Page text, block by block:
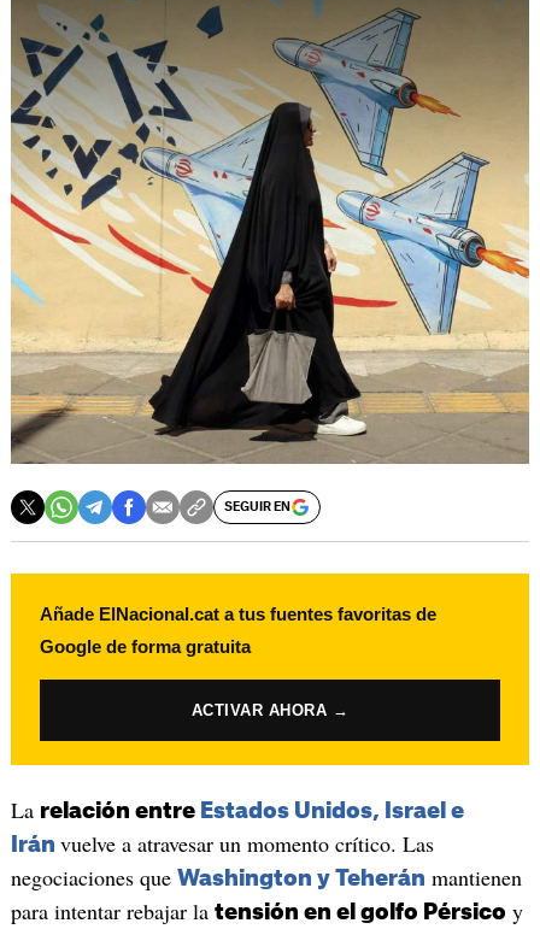
SEGUIR EN
Añade ElNacional.cat a tus fuentes favoritas de
Google de forma gratuita
ACTIVAR AHORA →
La relación entre Estados Unidos, Israel e
Irán vuelve a atravesar un momento crítico. Las
negociaciones que Washington y Teherán mantienen
para intentar rebajar la tensión en el golfo Pérsico y